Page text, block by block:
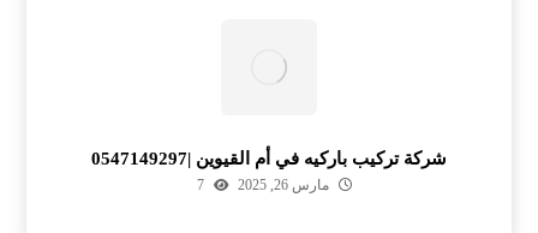
شركة تركيب باركيه في أم القيوين |0547149297
مارس 26, 2025 7